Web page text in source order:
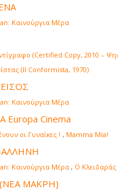
Καινούργια Μέρα
(Certified Copy, 2010 –
(Il Conformista, 1970)
Καινούργια Μέρα
Europa Cinema
οι Γυναίκες ! , Mamma Mia!
Καινούργια Μέρα , Ο
ΜΑΚΡΗ)